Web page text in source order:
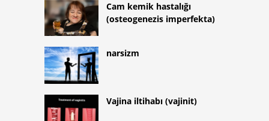
Cam kemik hastalığı
(osteogenezis imperfekta)
narsizm
Vajina iltihabı (vajinit)